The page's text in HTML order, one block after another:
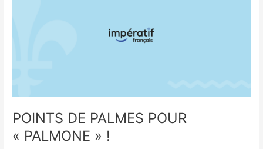
POINTS DE PALMES POUR
« PALMONE » !